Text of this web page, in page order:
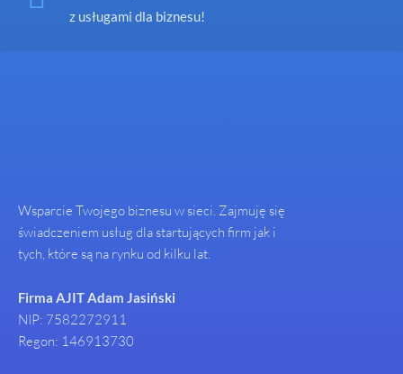
z usługami dla biznesu!
Wsparcie Twojego biznesu w sieci. Zajmuję się
świadczeniem usług dla startujących firm jak i
tych, które są na rynku od kilku lat.
Firma AJIT Adam Jasiński
NIP: 7582272911
Regon: 146913730